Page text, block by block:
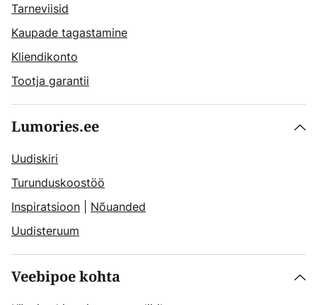
Tarneviisid
Kaupade tagastamine
Kliendikonto
Tootja garantii
Lumories.ee
Uudiskiri
Turunduskoostöö
Inspiratsioon
Nõuanded
Uudisteruum
Veebipoe kohta